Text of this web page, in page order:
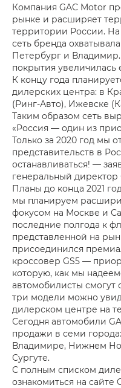
Компания GAC Motor
рынке и расширяет
территории России. На
сеть бренда
Петербург и
покрытия
К концу года
дилерских центра: в
(Ринг-Авто), Ижевске
Таким образом сеть
«Россия — один из
Только за 2020 год мы
представительств в
останавливаться! —
генеральный
Планы до конца 2021
мы планируем
фокусом на Москве и
последние полгода к
представленной на
присоединился
кроссовер GS5 —
которую, как мы
автомобилисты смогут
три модели можно
дилерском центре на
Сегодня автомобили
продажи в семи
Владимире, Нижнем
Сургуте.
С полным списком
ознакомиться на сайте